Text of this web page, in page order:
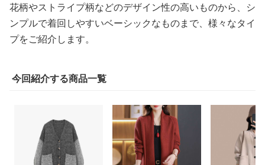
花柄やストライプ柄などのデザイン性の高いものから、シ
ンプルで着回しやすいベーシックなものまで、様々なタイ
プをご紹介します。
今回紹介する商品一覧